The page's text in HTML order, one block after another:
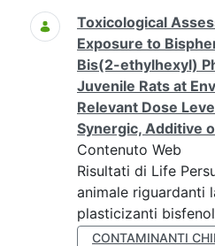
Toxicological
Exposure to
Bis(2-ethylhexyl)
Juvenile Rats at
Relevant Dose
Synergic, Additive
Contenuto Web
Risultati di Life
animale riguardanti
plasticizanti
CONTAMINANTI